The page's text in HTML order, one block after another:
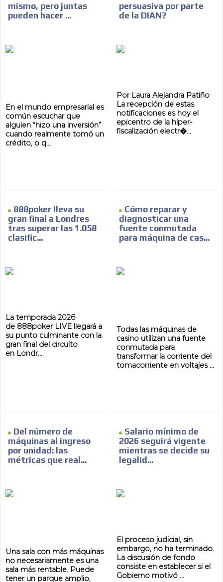
mismo, pero juntas
pueden hacer ...
En el mundo empresarial es
común escuchar que
alguien “hizo una inversión”
cuando realmente tomó un
crédito, o q...
persuasiva por parte
de la DIAN?
Por Laura Alejandra Patiño
La recepción de estas
notificaciones es hoy el
epicentro de la hiper-
fiscalización electr�...
888poker lleva su
gran final a Londres
tras superar las 1.058
clasific...
La temporada 2026
de 888poker LIVE llegará a
su punto culminante con la
gran final del circuito
en Londr...
Cómo reparar y
diagnosticar una
fuente conmutada
para máquina de cas...
Todas las máquinas de
casino utilizan una fuente
conmutada para
transformar la corriente del
tomacorriente en voltajes ...
Del número de
máquinas al ingreso
por unidad: las
métricas que real...
Una sala con más máquinas
no necesariamente es una
sala más rentable. Puede
tener un parque amplio,
Salario mínimo de
2026 seguirá vigente
mientras se decide su
legalid...
El proceso judicial, sin
embargo, no ha terminado.
La discusión de fondo
consiste en establecer si el
Gobierno motivó ...